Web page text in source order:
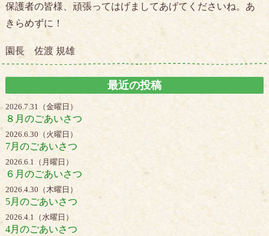
保護者の皆様、頑張ってはげましてあげてくださいね。あ
きらめずに！
園長 佐渡 規雄
最近の投稿
2026.7.31（金曜日）
８月のごあいさつ
2026.6.30（火曜日）
7月のごあいさつ
2026.6.1（月曜日）
６月のごあいさつ
2026.4.30（木曜日）
5月のごあいさつ
2026.4.1（水曜日）
4月のごあいさつ